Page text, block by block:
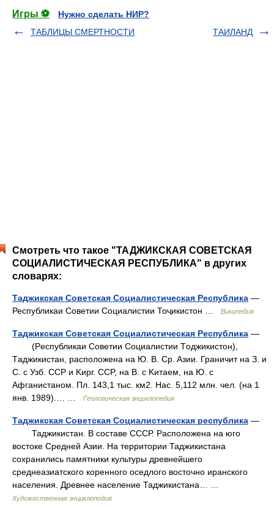
Игры ⚽
Нужно сделать НИР?
ТАБЛИЦЫ СМЕРТНОСТИ
ТАИЛАНД
Смотреть что такое "ТАДЖИКСКАЯ СОВЕТСКАЯ
СОЦИАЛИСТИЧЕСКАЯ РЕСПУБЛИКА" в других
словарях:
Таджикская Советская Социалистическая Республика —
Республикаи Советии Социалистии Тоҷикистон …
Википедия
Таджикская Советская Социалистическая Республика —
(Pеспубликаи Cоветии Cоциалистии Tоджикистон),
Tаджикистан, расположена на Ю. B. Cp. Aзии. Граничит на З. и
C. c Узб. CCP и Kирг. CCP, на B. c Kитаем, на Ю. c
Aфганистаном. Пл. 143,1 тыс. км2. Hac. 5,112 млн. чел. (на 1
янв. 1989).… …
Геологическая энциклопедия
Таджикская Советская Социалистическая республика —
Таджикистан. В составе СССР. Расположена на юго
востоке Средней Азии. На территории Таджикистана
сохранились памятники культуры древнейшего
среднеазиатского коренного оседлого восточно иранского
населения. Древнее население Таджикистана… …
Художественная энциклопедия